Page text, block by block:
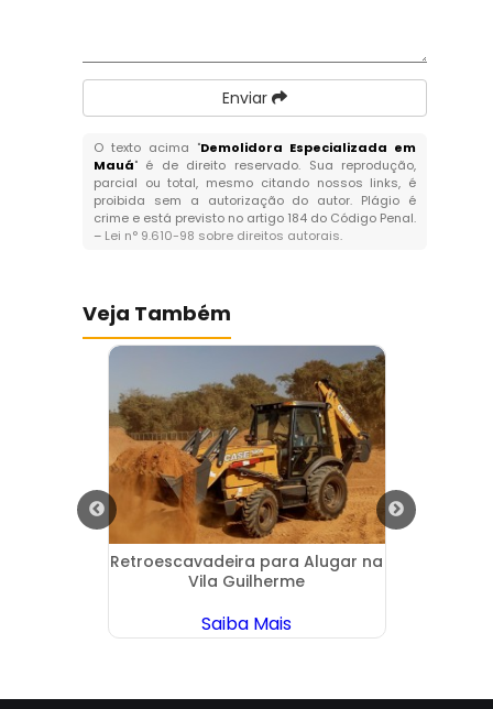
Enviar
O texto acima "Demolidora Especializada em
Mauá" é de direito reservado. Sua reprodução,
parcial ou total, mesmo citando nossos links, é
proibida sem a autorização do autor. Plágio é
crime e está previsto no artigo 184 do Código Penal.
– Lei n° 9.610-98 sobre direitos autorais.
Veja Também
Retroescavadeira para Alugar na
Vila Guilherme
Saiba Mais